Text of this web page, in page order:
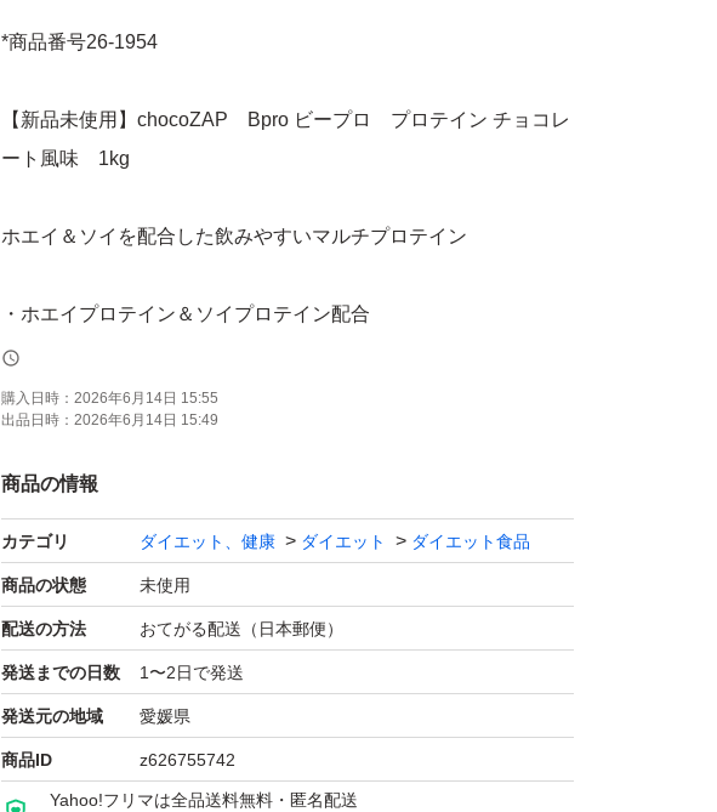
*商品番号26-1954
【新品未使用】chocoZAP Bpro ビープロ プロテイン チョコレ
ート風味 1kg
ホエイ＆ソイを配合した飲みやすいマルチプロテイン
・ホエイプロテイン＆ソイプロテイン配合
・チョコレート風味
・水でも飲みやすい
・たんぱく質を手軽に補給
・毎日のトレーニングや栄養補給に
運動後やおやつがわりに、たんぱく質補給をサポート
商品状態
・購入時期：2026.5
・残量：新品未使用
・【新品・未使用】の商品です
購入日時： 2026年6月14日 15:55
出品日時： 2026年6月14日 15:49
商品の情報
カテゴリ ダイエット、健康 ダイエット ダイエット食品
商品の状態 未使用
配送の方法 おてがる配送（日本郵便）
発送までの日数 1〜2日で発送
発送元の地域 愛媛県
商品ID z626755742
Yahoo!フリマは全品送料無料・匿名配送